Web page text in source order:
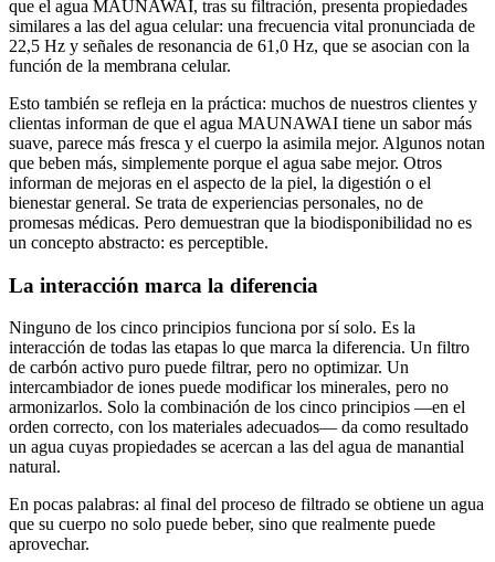
que el agua MAUNAWAI, tras su filtración, presenta propiedades
similares a las del agua celular: una frecuencia vital pronunciada de
22,5 Hz y señales de resonancia de 61,0 Hz, que se asocian con la
función de la membrana celular.
Esto también se refleja en la práctica: muchos de nuestros clientes y
clientas informan de que el agua MAUNAWAI tiene un sabor más
suave, parece más fresca y el cuerpo la asimila mejor. Algunos notan
que beben más, simplemente porque el agua sabe mejor. Otros
informan de mejoras en el aspecto de la piel, la digestión o el
bienestar general. Se trata de experiencias personales, no de
promesas médicas. Pero demuestran que la biodisponibilidad no es
un concepto abstracto: es perceptible.
La interacción marca la diferencia
Ninguno de los cinco principios funciona por sí solo. Es la
interacción de todas las etapas lo que marca la diferencia. Un filtro
de carbón activo puro puede filtrar, pero no optimizar. Un
intercambiador de iones puede modificar los minerales, pero no
armonizarlos. Solo la combinación de los cinco principios —en el
orden correcto, con los materiales adecuados— da como resultado
un agua cuyas propiedades se acercan a las del agua de manantial
natural.
En pocas palabras: al final del proceso de filtrado se obtiene un agua
que su cuerpo no solo puede beber, sino que realmente puede
aprovechar.